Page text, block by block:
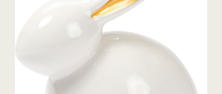
FG UBIT Salzburg
foodaffairs